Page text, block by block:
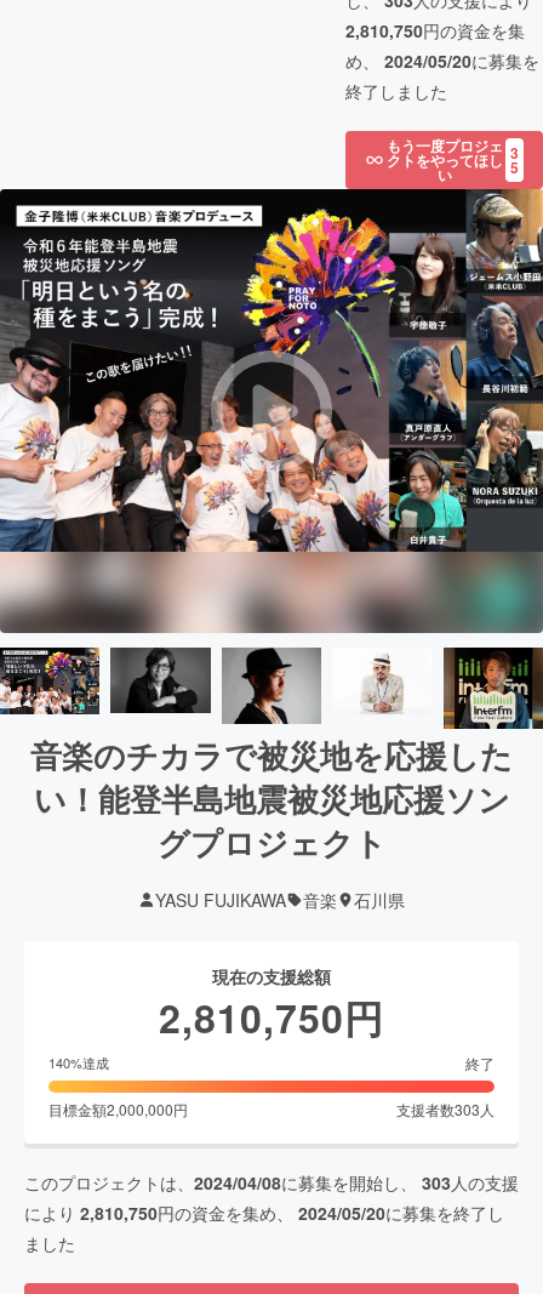
2,810,750円の資金を集
め、 2024/05/20に募集を
終了しました
もう一度プロジェ
クトをやってほし
い
3
5
音楽のチカラで被災地を応援した
い！能登半島地震被災地応援ソン
グプロジェクト
YASU FUJIKAWA 音楽 石川県
現在の支援総額
2,810,750円
140%達成 終了
目標金額2,000,000円 支援者数303 人
このプロジェクトは、 2024/04/08に募集を開始し、 303 人の支援
により 2,810,750円の資金を集め、 2024/05/20に募集を終了し
ました